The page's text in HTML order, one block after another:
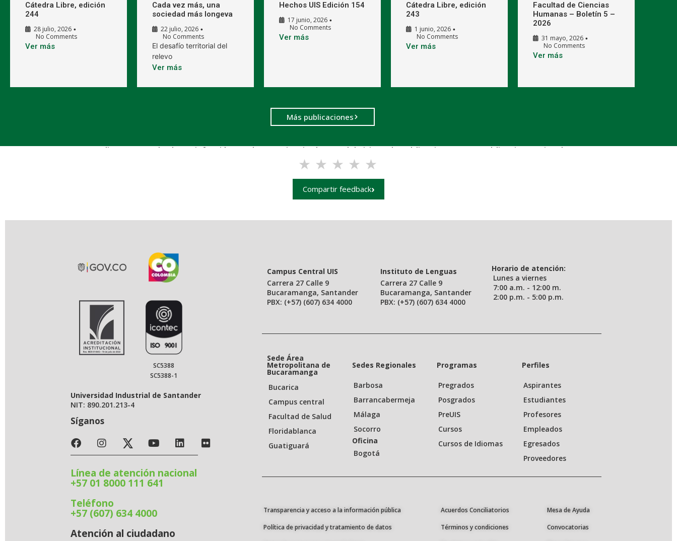
Cátedra Libre, edición
244
28 julio, 2026 •
No Comments
Ver más
Cada vez más, una
sociedad más longeva
22 julio, 2026 •
No Comments
El desafío territorial del
relevo
Ver más
Hechos UIS Edición 154
17 junio, 2026 •
No Comments
Ver más
Cátedra Libre, edición
243
1 junio, 2026 •
No Comments
Ver más
Facultad de Ciencias
Humanas – Boletín 5 –
2026
31 mayo, 2026 •
No Comments
Ver más
Más publicaciones
Indique su grado de satisfacción con la experiencia de uso del sitio web Publicaciones UIS (publicaciones.uis.edu.co)